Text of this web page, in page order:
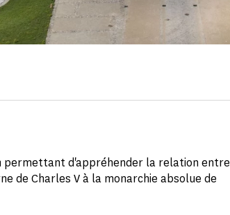
permettant d'appréhender la relation entre
de Charles V à la monarchie absolue de